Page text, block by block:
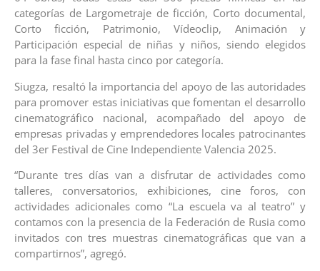
categorías de Largometraje de ficción, Corto documental,
Corto ficción, Patrimonio, Vídeoclip, Animación y
Participación especial de niñas y niños, siendo elegidos
para la fase final hasta cinco por categoría.
Siugza, resaltó la importancia del apoyo de las autoridades
para promover estas iniciativas que fomentan el desarrollo
cinematográfico nacional, acompañado del apoyo de
empresas privadas y emprendedores locales patrocinantes
del 3er Festival de Cine Independiente Valencia 2025.
“Durante tres días van a disfrutar de actividades como
talleres, conversatorios, exhibiciones, cine foros, con
actividades adicionales como “La escuela va al teatro” y
contamos con la presencia de la Federación de Rusia como
invitados con tres muestras cinematográficas que van a
compartirnos”, agregó.